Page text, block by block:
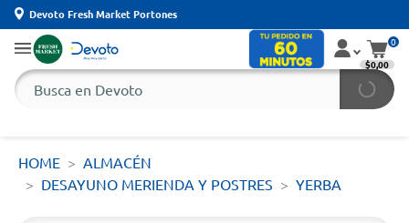
Devoto Fresh Market Portones
0
$0,00
HOME
ALMACÉN
DESAYUNO MERIENDA Y POSTRES
YERBA